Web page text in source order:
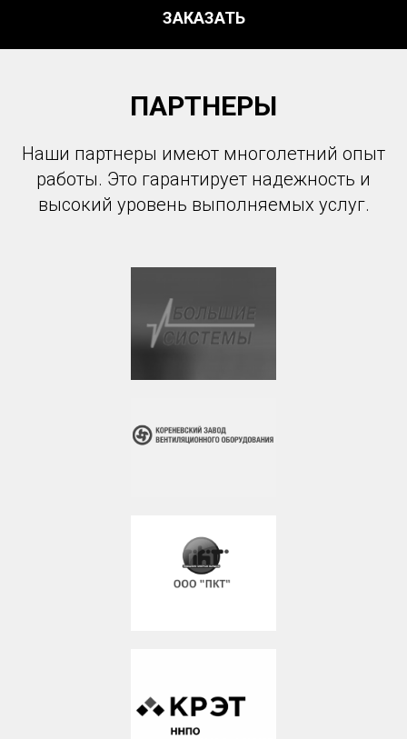
ЗАКАЗАТЬ
ПАРТНЕРЫ
Наши партнеры имеют многолетний опыт
работы. Это гарантирует надежность и
высокий уровень выполняемых услуг.